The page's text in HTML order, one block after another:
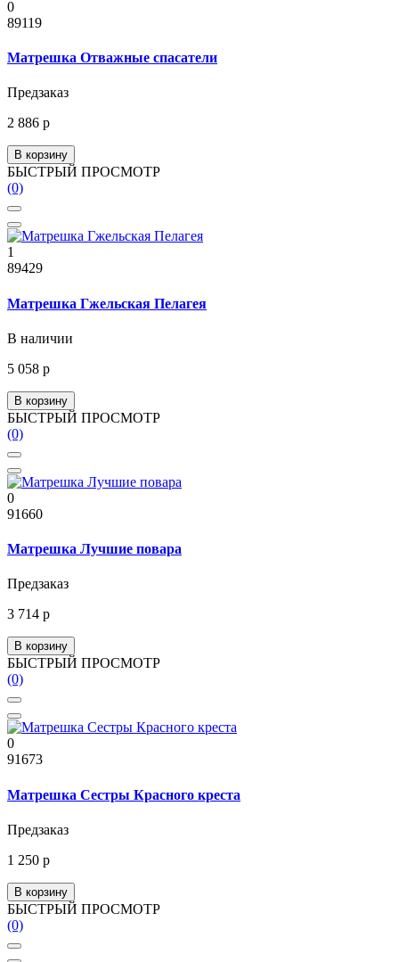
0
89119
Матрешка Отважные спасатели
Предзаказ
2 886 р
В корзину
БЫСТРЫЙ ПРОСМОТР
(0)
1
89429
Матрешка Гжельская Пелагея
В наличии
5 058 р
В корзину
БЫСТРЫЙ ПРОСМОТР
(0)
0
91660
Матрешка Лучшие повара
Предзаказ
3 714 р
В корзину
БЫСТРЫЙ ПРОСМОТР
(0)
0
91673
Матрешка Сестры Красного креста
Предзаказ
1 250 р
В корзину
БЫСТРЫЙ ПРОСМОТР
(0)